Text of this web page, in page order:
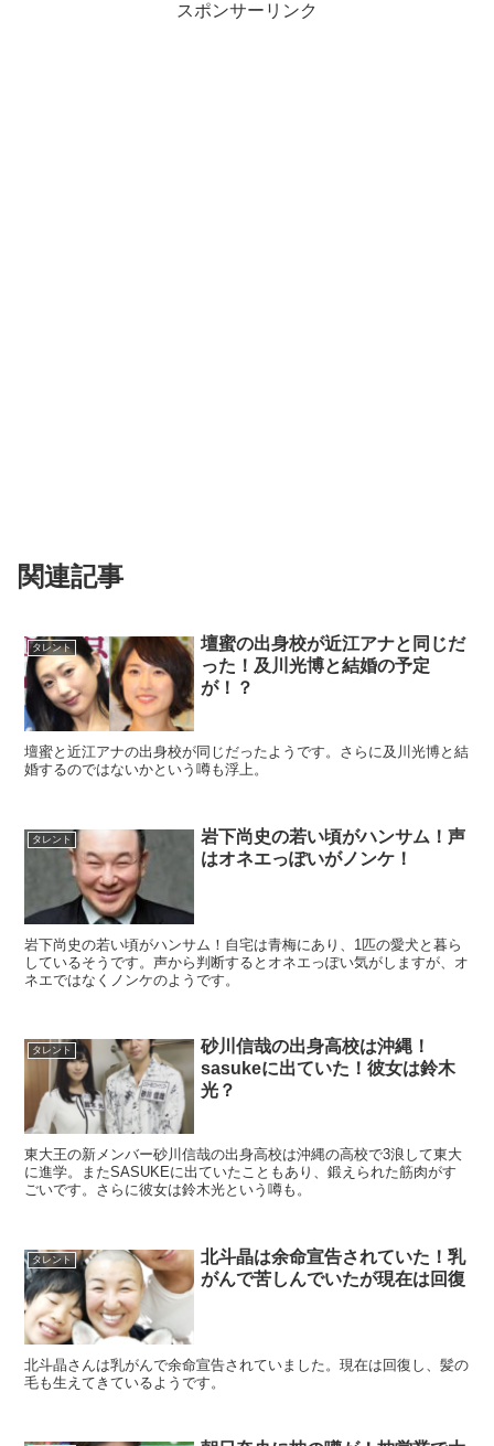
スポンサーリンク
関連記事
タレント
壇蜜の出身校が近江アナと同じだ
った！及川光博と結婚の予定
が！？
壇蜜と近江アナの出身校が同じだったようです。さらに及川光博と結
婚するのではないかという噂も浮上。
タレント
岩下尚史の若い頃がハンサム！声
はオネエっぽいがノンケ！
岩下尚史の若い頃がハンサム！自宅は青梅にあり、1匹の愛犬と暮ら
しているそうです。声から判断するとオネエっぽい気がしますが、オ
ネエではなくノンケのようです。
タレント
砂川信哉の出身高校は沖縄！
sasukeに出ていた！彼女は鈴木
光？
東大王の新メンバー砂川信哉の出身高校は沖縄の高校で3浪して東大
に進学。またSASUKEに出ていたこともあり、鍛えられた筋肉がす
ごいです。さらに彼女は鈴木光という噂も。
タレント
北斗晶は余命宣告されていた！乳
がんで苦しんでいたが現在は回復
北斗晶さんは乳がんで余命宣告されていました。現在は回復し、髪の
毛も生えてきているようです。